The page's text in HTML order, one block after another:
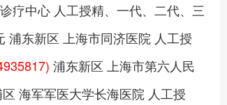
疗中心 人工授精、一代、二代、三
浦东新区 上海市同济医院 人工授
浦东新区 上海市第六人民
海军军医大学长海医院 人工授